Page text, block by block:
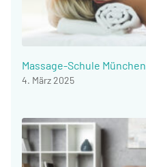
Massage-Schule München
4. März 2025